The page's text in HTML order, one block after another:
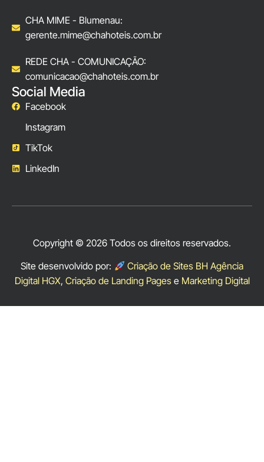
CHA MIME - Blumenau:
gerente.mime@chahoteis.com.br
REDE CHA - COMUNICAÇÃO:
comunicacao@chahoteis.com.br
Social Media
Facebook
Instagram
TikTok
LinkedIn
Copyright © 2026 Todos os direitos reservados.
Site desenvolvido por:
Criação de Sites BH Agência
Digital HGX, Criação de Landing Pagese Marketing Digital